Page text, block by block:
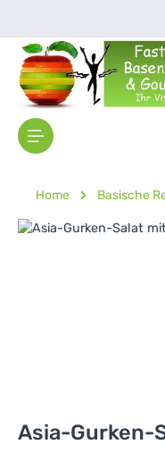
Home Basische
Bildergalerie
Asia-Gurken-